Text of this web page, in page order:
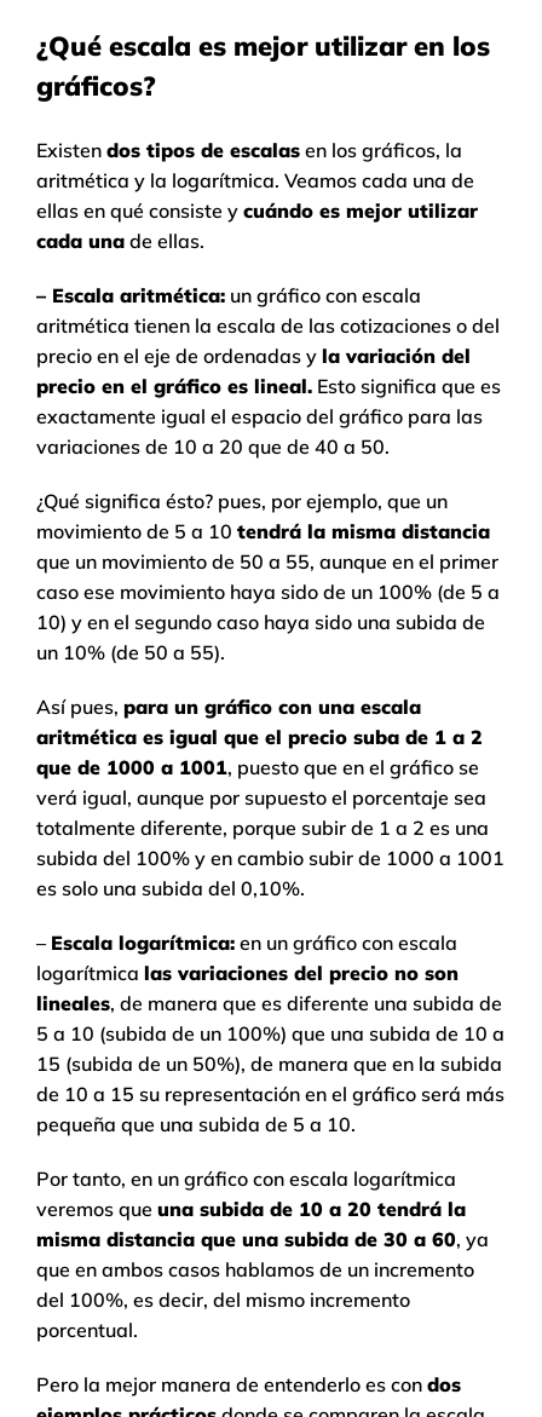
¿Qué escala es mejor utilizar en los
gráficos?
Existen dos tipos de escalas en los gráficos, la
aritmética y la logarítmica. Veamos cada una de
ellas en qué consiste y cuándo es mejor utilizar
cada una de ellas.
– Escala aritmética: un gráfico con escala
aritmética tienen la escala de las cotizaciones o del
precio en el eje de ordenadas y la variación del
precio en el gráfico es lineal. Esto significa que es
exactamente igual el espacio del gráfico para las
variaciones de 10 a 20 que de 40 a 50.
¿Qué significa ésto? pues, por ejemplo, que un
movimiento de 5 a 10 tendrá la misma distancia
que un movimiento de 50 a 55, aunque en el primer
caso ese movimiento haya sido de un 100% (de 5 a
10) y en el segundo caso haya sido una subida de
un 10% (de 50 a 55).
Así pues, para un gráfico con una escala
aritmética es igual que el precio suba de 1 a 2
que de 1000 a 1001, puesto que en el gráfico se
verá igual, aunque por supuesto el porcentaje sea
totalmente diferente, porque subir de 1 a 2 es una
subida del 100% y en cambio subir de 1000 a 1001
es solo una subida del 0,10%.
– Escala logarítmica: en un gráfico con escala
logarítmica las variaciones del precio no son
lineales, de manera que es diferente una subida de
5 a 10 (subida de un 100%) que una subida de 10 a
15 (subida de un 50%), de manera que en la subida
de 10 a 15 su representación en el gráfico será más
pequeña que una subida de 5 a 10.
Por tanto, en un gráfico con escala logarítmica
veremos que una subida de 10 a 20 tendrá la
misma distancia que una subida de 30 a 60, ya
que en ambos casos hablamos de un incremento
del 100%, es decir, del mismo incremento
porcentual.
Pero la mejor manera de entenderlo es con dos